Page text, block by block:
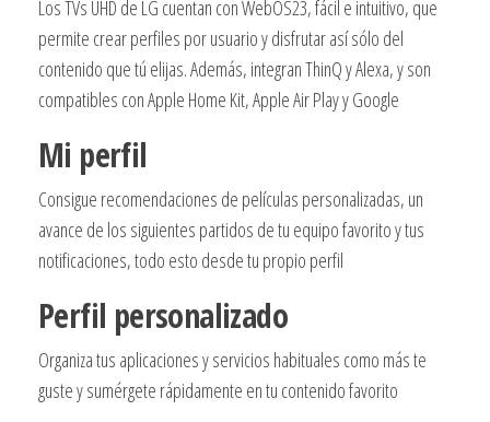
Los TVs UHD de LG cuentan con WebOS23, fácil e intuitivo, que
permite crear perfiles por usuario y disfrutar así sólo del
contenido que tú elijas. Además, integran ThinQ y Alexa, y son
compatibles con Apple Home Kit, Apple Air Play y Google
Mi perfil
Consigue recomendaciones de películas personalizadas, un
avance de los siguientes partidos de tu equipo favorito y tus
notificaciones, todo esto desde tu propio perfil
Perfil personalizado
Organiza tus aplicaciones y servicios habituales como más te
guste y sumérgete rápidamente en tu contenido favorito